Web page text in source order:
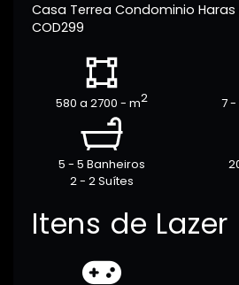
Casa Terrea Condominio Haras
COD299
580 a 2700 - m2 7 -
5 - 5 Banheiros
2 - 2 Suítes
Itens de Lazer